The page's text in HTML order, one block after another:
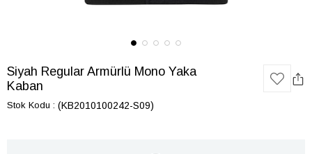
Siyah Regular Armürlü Mono Yaka
Kaban
Stok Kodu (KB2010100242-S09)